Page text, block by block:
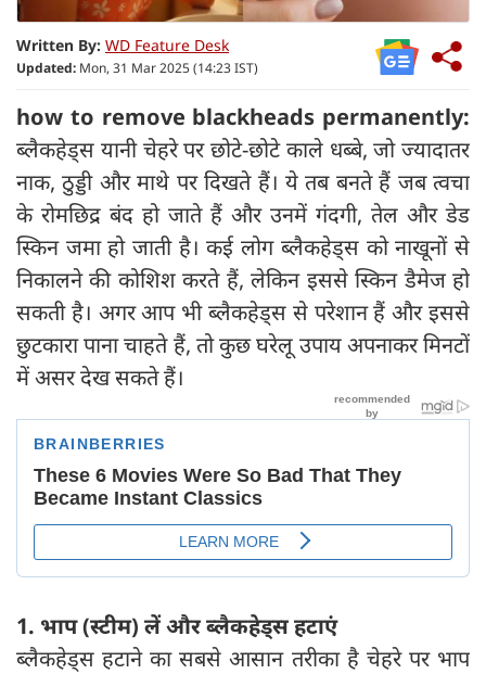
Written By: WD Feature Desk
Updated: Mon, 31 Mar 2025 (14:23 IST)
how to remove blackheads permanently:
ब्लैकहेड्स यानी चेहरे पर छोटे-छोटे काले धब्बे, जो ज्यादातर
नाक, ठुड्डी और माथे पर दिखते हैं। ये तब बनते हैं जब त्वचा
के रोमछिद्र बंद हो जाते हैं और उनमें गंदगी, तेल और डेड
स्किन जमा हो जाती है। कई लोग ब्लैकहेड्स को नाखूनों से
निकालने की कोशिश करते हैं, लेकिन इससे स्किन डैमेज हो
सकती है। अगर आप भी ब्लैकहेड्स से परेशान हैं और इससे
छुटकारा पाना चाहते हैं, तो कुछ घरेलू उपाय अपनाकर मिनटों
में असर देख सकते हैं।
1. भाप (स्टीम) लें और ब्लैकहेड्स हटाएं
ब्लैकहेड्स हटाने का सबसे आसान तरीका है चेहरे पर भाप